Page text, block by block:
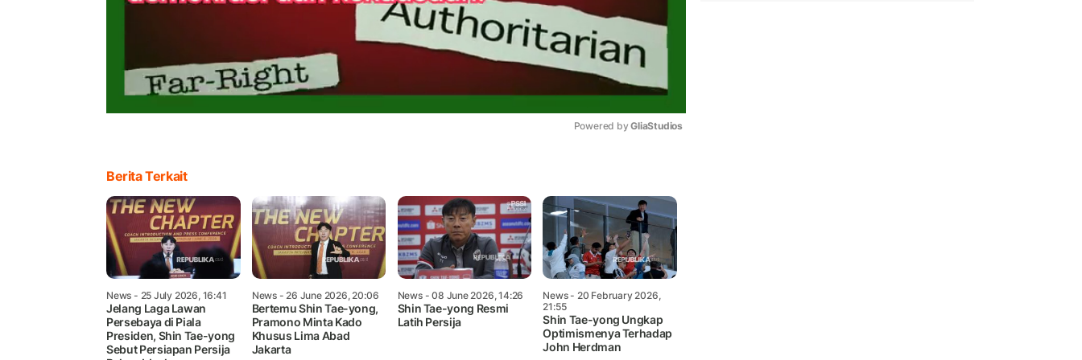
Powered by GliaStudios
Berita Terkait
News - 25 July 2026, 16:41
Jelang Laga Lawan
Persebaya di Piala
Presiden, Shin Tae-yong
Sebut Persiapan Persija
News- 26 June 2026, 20:06
Bertemu Shin Tae-yong,
Pramono Minta Kado
Khusus Lima Abad
Jakarta
News- 08 June 2026, 14:26
Shin Tae-yong Resmi
Latih Persija
News- 20 February 2026,
21:55
Shin Tae-yong Ungkap
Optimismenya Terhadap
John Herdman